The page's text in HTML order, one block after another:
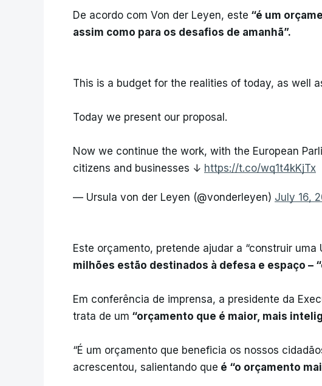
De acordo com Von der Leyen, este “é um
assim como para os desafios de amanhã”.
This is a budget for the realities of today, as well
Today we present our proposal.
Now we continue the work, with the European
citizens and businesses ↓ https://t.co/wq1t4kKjTx
— Ursula von der Leyen (@vonderleyen) July 16,
Este orçamento, pretende ajudar a “construir uma
milhões estão destinados à defesa e espaço –
Em conferência de imprensa, a presidente da
trata de um “orçamento que é maior, mais
“É um orçamento que beneficia os nossos
acrescentou, salientando que é “o orçamento